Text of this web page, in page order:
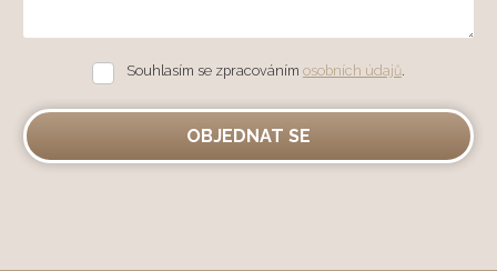
Souhlasím
se
zpracováním
Souhlasím se zpracováním osobních údajů.
OBJEDNAT SE